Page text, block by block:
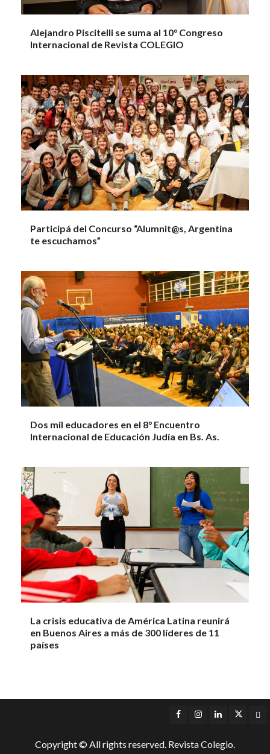
Alejandro Piscitelli se suma al 10° Congreso
Internacional de Revista COLEGIO
Participá del Concurso “Alumnit@s, Argentina
te escuchamos”
Dos mil educadores en el 8° Encuentro
Internacional de Educación Judía en Bs. As.
La crisis educativa de América Latina reunirá
en Buenos Aires a más de 300 líderes de 11
países
Facebook
Instagram
LinkedInTwitter
Copyright © All rights reserved. Revista Colegio.